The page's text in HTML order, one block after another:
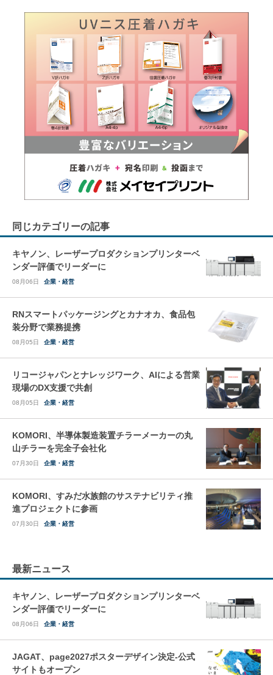
同じカテゴリーの記事
キヤノン、レーザープロダクションプリンターベ
ンダー評価でリーダーに
08月06日 企業・経営
RNスマートパッケージングとカナオカ、食品包
装分野で業務提携
08月05日 企業・経営
リコージャパンとナレッジワーク、AIによる営業
現場のDX支援で共創
08月05日 企業・経営
KOMORI、半導体製造装置チラーメーカーの丸
山チラーを完全子会社化
07月30日 企業・経営
KOMORI、すみだ水族館のサステナビリティ推
進プロジェクトに参画
07月30日 企業・経営
最新ニュース
キヤノン、レーザープロダクションプリンターベ
ンダー評価でリーダーに
08月06日 企業・経営
JAGAT、page2027ポスターデザイン決定-公式
サイトもオープン